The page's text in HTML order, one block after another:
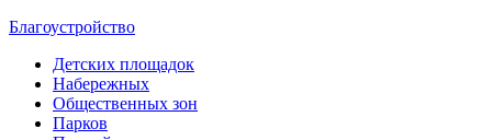
Благоустройство
Детских площадок
Набережных
Общественных зон
Парков